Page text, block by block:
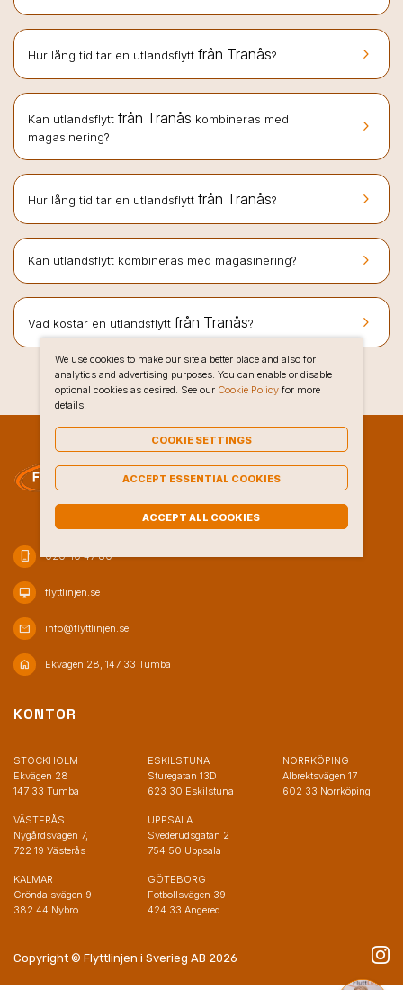
keyboard_arrow_right
Hur lång tid tar en utlandsflytt från Tranås?
keyboard_arrow_right
Kan utlandsflytt från Tranås kombineras med
magasinering?
keyboard_arrow_right
Hur lång tid tar en utlandsflytt från Tranås?
keyboard_arrow_right
Kan utlandsflytt kombineras med magasinering?
keyboard_arrow_right
Vad kostar en utlandsflytt från Tranås?
phone_iphone 020-10 47 80
desktop_mac flyttlinjen.se
mail info@flyttlinjen.se
home Ekvägen 28, 147 33 Tumba
KONTOR
STOCKHOLM
Ekvägen 28
147 33 Tumba
VÄSTERÅS
Nygårdsvägen 7,
722 19 Västerås
KALMAR
Gröndalsvägen 9
382 44 Nybro
ESKILSTUNA
Sturegatan 13D
623 30 Eskilstuna
UPPSALA
Svederudsgatan 2
754 50 Uppsala
GÖTEBORG
Fotbollsvägen 39
424 33 Angered
NORRKÖPING
Albrektsvägen 17
602 33 Norrköping
Copyright © Flyttlinjen i Sverieg AB 2026
We use cookies to make our site a better place and also for
analytics and advertising purposes. You can enable or disable
optional cookies as desired. See our Cookie Policyfor more
details.
COOKIE SETTINGS
ACCEPT ESSENTIAL COOKIES
ACCEPT ALL COOKIES